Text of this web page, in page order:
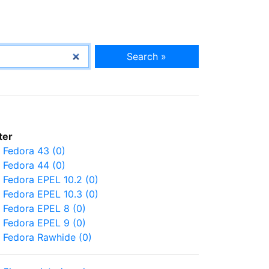
Search »
Fedora 43 (0)
Fedora 44 (0)
Fedora EPEL 10.2 (0)
Fedora EPEL 10.3 (0)
Fedora EPEL 8 (0)
Fedora EPEL 9 (0)
Fedora Rawhide (0)